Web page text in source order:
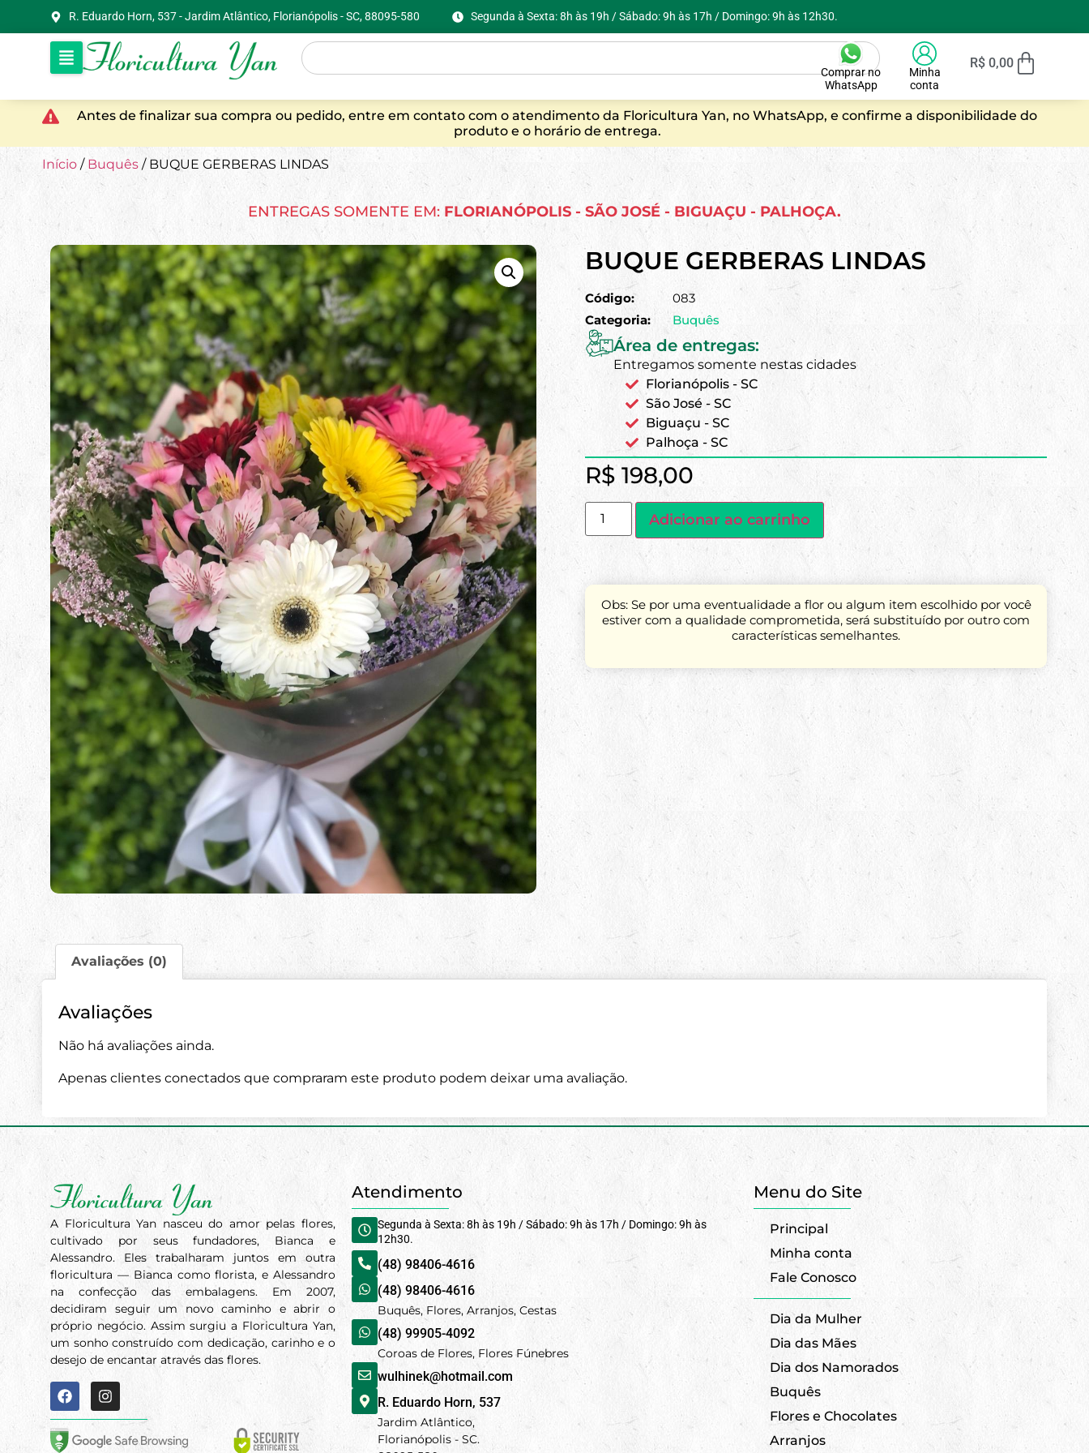
R. Eduardo Horn, 537 - Jardim Atlântico, Florianópolis - SC, 88095-580 Segunda à Sexta: 8h às 19h / Sábado: 9h às 17h / Domingo: 9h às 12h30.
Comprar no
WhatsApp
Minha
conta
R$ 0,00
Antes de finalizar sua compra ou pedido, entre em contato com o atendimento da Floricultura Yan, no WhatsApp, e confirme a disponibilidade do
produto e o horário de entrega.
Início / Buquês / BUQUE GERBERAS LINDAS
ENTREGAS SOMENTE EM: FLORIANÓPOLIS - SÃO JOSÉ - BIGUAÇU - PALHOÇA.
BUQUE GERBERAS LINDAS
Código:
083
Categoria:
Buquês
Área de entregas:
Entregamos somente nestas cidades
Florianópolis - SC
São José - SC
Biguaçu - SC
Palhoça - SC
R$ 198,00
Adicionar ao carrinho
Obs: Se por uma eventualidade a flor ou algum item escolhido por você
estiver com a qualidade comprometida, será substituído por outro com
características semelhantes.
Avaliações (0)
Avaliações
Não há avaliações ainda.
Apenas clientes conectados que compraram este produto podem deixar uma avaliação.
A Floricultura Yan nasceu do amor pelas flores,
cultivado por seus fundadores, Bianca e
Alessandro. Eles trabalharam juntos em outra
floricultura — Bianca como florista, e Alessandro
na confecção das embalagens. Em 2007,
decidiram seguir um novo caminho e abrir o
próprio negócio. Assim surgiu a Floricultura Yan,
um sonho construído com dedicação, carinho e o
desejo de encantar através das flores.
Atendimento
Segunda à Sexta: 8h às 19h / Sábado: 9h às 17h / Domingo: 9h às
12h30.
(48) 98406-4616
(48) 98406-4616
Buquês, Flores, Arranjos, Cestas
(48) 99905-4092
Coroas de Flores, Flores Fúnebres
wulhinek@hotmail.com
R. Eduardo Horn, 537
Jardim Atlântico,
Florianópolis - SC.
Menu do Site
Principal
Minha conta
Fale Conosco
Dia da Mulher
Dia das Mães
Dia dos Namorados
Buquês
Flores e Chocolates
Arranjos